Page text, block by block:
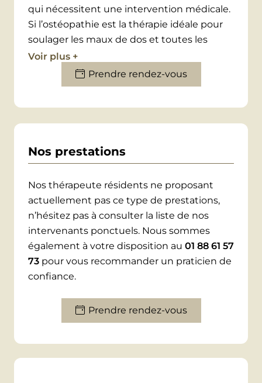
qui nécessitent une intervention médicale.
Si l’ostéopathie est la thérapie idéale pour
soulager les maux de dos et toutes les
tensions du corps, cette technique peut
traiter bien plus que les douleurs
musculosquelettiques. En effet,
envisageant le corps comme un système
dont toutes les parties sont reliées, afin de
l’équilibre. Cette thérapie considère que les
mauvaises postures, les antécédents de
traumatismes ou encore le stress ne
perturbent pas un seul système du corps,
mais l’ensemble de l’organisme. Ainsi, pour
soigner chaque problème, le but est de
rétablir l’harmonie dans chacun des
systèmes.
sur :
Voir plus +
Prendre rendez-vous
Nos prestations
Nos thérapeute résidents ne proposant
actuellement pas ce type de prestations,
n’hésitez pas à consulter la liste de nos
intervenants ponctuels. Nous sommes
également à votre disposition au 01 88 61 57
73 pour vous recommander un praticien de
confiance.
Prendre rendez-vous